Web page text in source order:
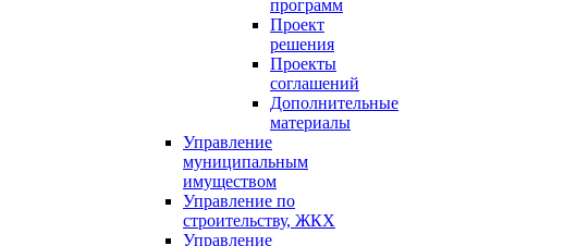
программ
Проект
решения
Проекты
соглашений
Дополнительные
материалы
Управление
муниципальным
имуществом
Управление по
строительству, ЖКХ
Управление